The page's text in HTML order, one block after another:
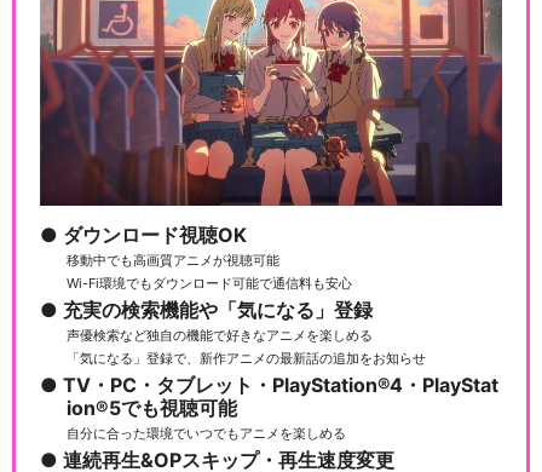
ダウンロード視聴OK
移動中でも高画質アニメが視聴可能
Wi-Fi環境でもダウンロード可能で通信料も安心
充実の検索機能や「気になる」登録
声優検索など独自の機能で好きなアニメを楽しめる
「気になる」登録で、新作アニメの最新話の追加をお知らせ
TV・PC・タブレット・PlayStation®4・PlayStat
ion®5でも視聴可能
自分に合った環境でいつでもアニメを楽しめる
連続再生&OPスキップ・再生速度変更